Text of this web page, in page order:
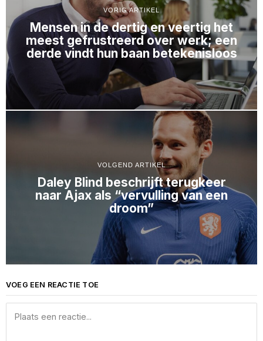
VORIG ARTIKEL
Mensen in de dertig en veertig het
meest gefrustreerd over werk; een
derde vindt hun baan betekenisloos
VOLGEND ARTIKEL
Daley Blind beschrijft terugkeer
naar Ajax als “vervulling van een
droom”
VOEG EEN REACTIE TOE